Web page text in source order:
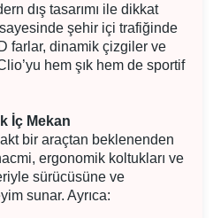
dış tasarımı ile dikkat
şehir içi trafiğinde
farlar, dinamik çizgiler ve
hem şık hem de sportif
İç Mekan
bir araçtan beklenenden
ergonomik koltukları ve
sürücüsüne ve
sunar. Ayrıca: